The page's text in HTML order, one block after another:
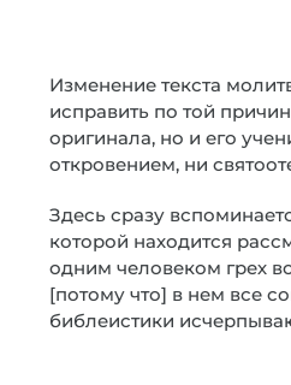
Изменение текста
исправить по той
оригинала, но и его
откровением, ни
Здесь сразу
которой находится
одним человеком грех
[потому что] в нем все
библеистики